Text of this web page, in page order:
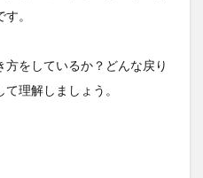
。
をしているか？どんな戻り
理解しましょう。